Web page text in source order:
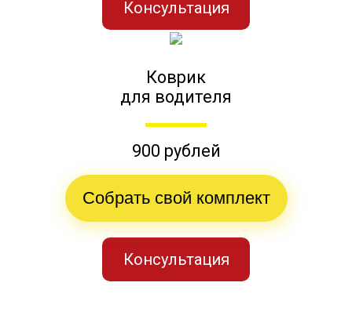
Консультация
Коврик
для водителя
900 рублей
Собрать свой комплект
Консультация